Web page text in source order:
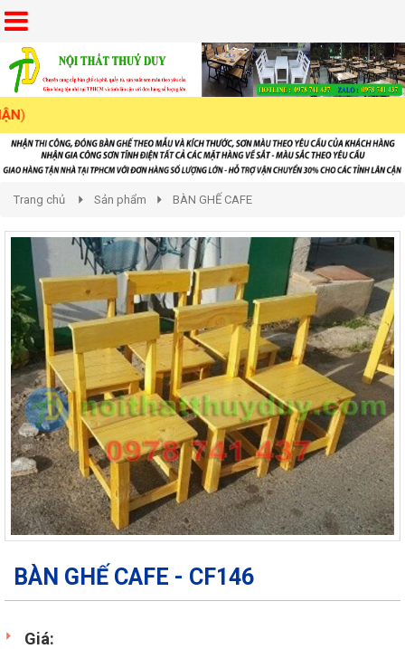
Trang chủ Sản phẩm BÀN GHẾ CAFE
BÀN GHẾ CAFE - CF146
Giá: